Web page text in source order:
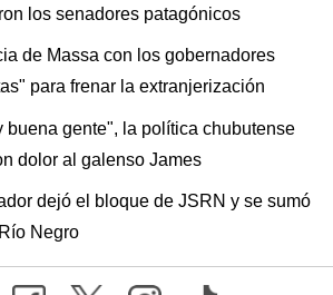
los senadores patagónicos
de Massa con los gobernadores
para frenar la extranjerización
buena gente", la política chubutense
dolor al galenso James
dejó el bloque de JSRN y se sumó
Negro